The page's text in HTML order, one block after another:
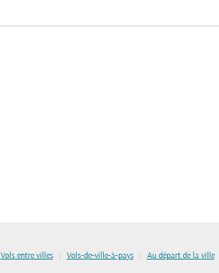
Vols entre villes | Vols-de-ville-à-pays | Au départ de la ville